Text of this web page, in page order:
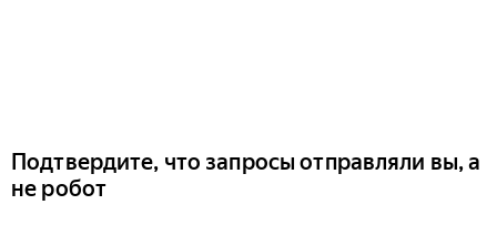
Подтвердите, что запросы отправляли вы, а
не робот